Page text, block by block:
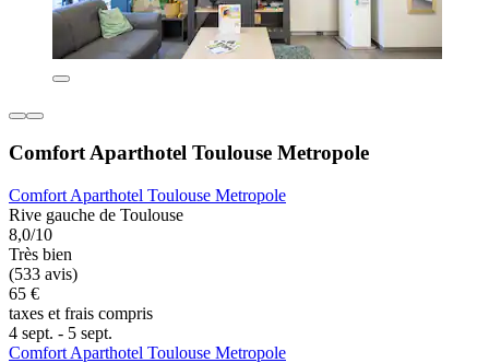
Comfort Aparthotel Toulouse Metropole
Comfort Aparthotel Toulouse Metropole
Rive gauche de Toulouse
8,0/10
Très bien
(533 avis)
65 €
taxes et frais compris
4 sept. - 5 sept.
Comfort Aparthotel Toulouse Metropole